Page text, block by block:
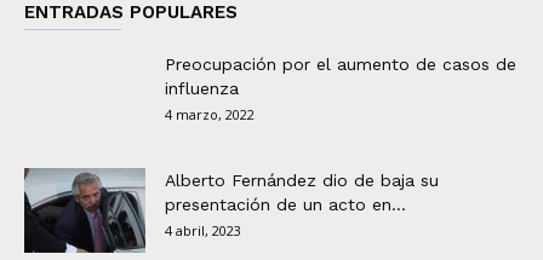
ENTRADAS POPULARES
Preocupación por el aumento de casos de
influenza
4 marzo, 2022
Alberto Fernández dio de baja su
presentación de un acto en...
4 abril, 2023